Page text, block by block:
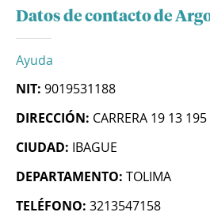
Datos de contacto de
Ayuda
NIT: 9019531188
DIRECCIÓN: CARRERA 19 13
CIUDAD: IBAGUE
DEPARTAMENTO: TOLIMA
TELÉFONO: 3213547158